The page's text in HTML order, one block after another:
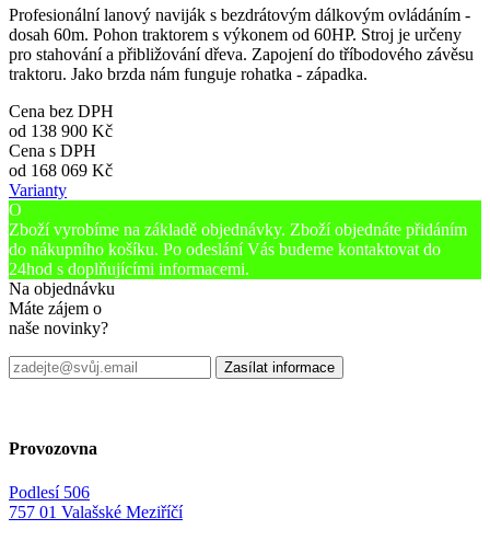
Profesionální lanový naviják s bezdrátovým dálkovým ovládáním -
dosah 60m. Pohon traktorem s výkonem od 60HP. Stroj je určeny
pro stahování a přibližování dřeva. Zapojení do tříbodového závěsu
traktoru. Jako brzda nám funguje rohatka - západka.
Cena bez DPH
od 138 900 Kč
Cena s DPH
od 168 069 Kč
Varianty
O
Zboží vyrobíme na základě objednávky. Zboží objednáte přidáním
do nákupního košíku. Po odeslání Vás budeme kontaktovat do
24hod s doplňujícími informacemi.
Na objednávku
Máte zájem o
naše novinky?
Provozovna
Podlesí 506
757 01 Valašské Meziříčí